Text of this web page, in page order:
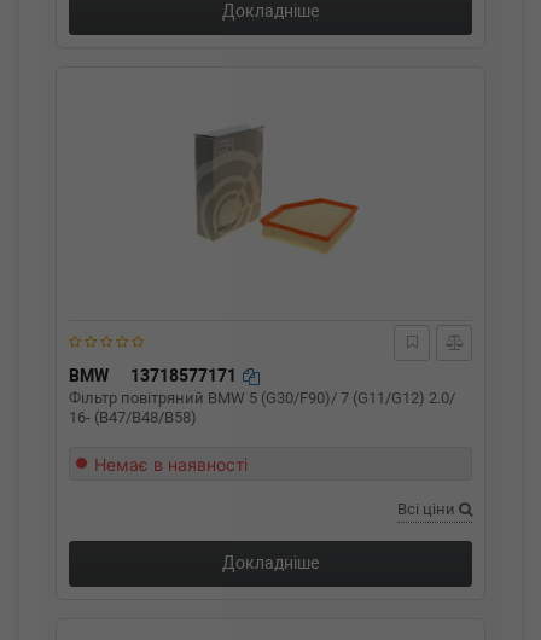
Докладніше
BMW 13718577171
Фільтр повітряний BMW 5 (G30/F90)/ 7 (G11/G12) 2.0/
16- (B47/B48/B58)
Немає в наявності
Всі ціни
Докладніше